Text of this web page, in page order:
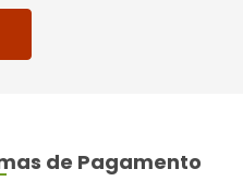
de Pagamento